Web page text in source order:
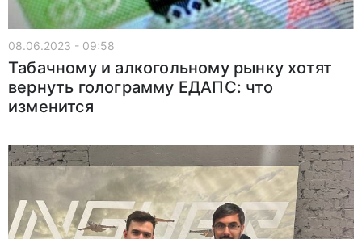
08.06.2023 - 09:58
Табачному и алкогольному рынку хотят
вернуть голограмму ЕДАПС: что
изменится